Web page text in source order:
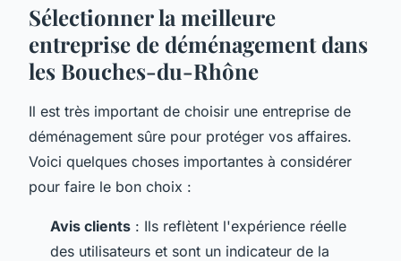
Sélectionner la meilleure
entreprise de déménagement dans
les Bouches-du-Rhône
Il est très important de choisir une entreprise de
déménagement sûre pour protéger vos affaires.
Voici quelques choses importantes à considérer
pour faire le bon choix :
Avis clients : Ils reflètent l'expérience réelle
des utilisateurs et sont un indicateur de la